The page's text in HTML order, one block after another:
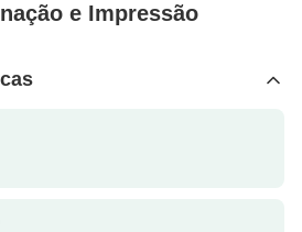
e Impressão